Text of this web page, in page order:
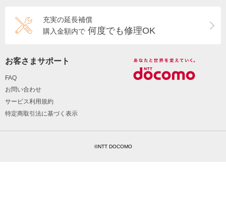
充実の延長補償
購入金額内で 何度でも修理OK
お客さまサポート
FAQ
お問い合わせ
サービス利用規約
特定商取引法に基づく表示
©NTT DOCOMO